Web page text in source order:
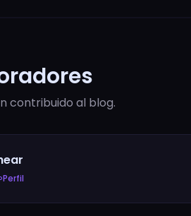
contribuido al blog.
Perfil